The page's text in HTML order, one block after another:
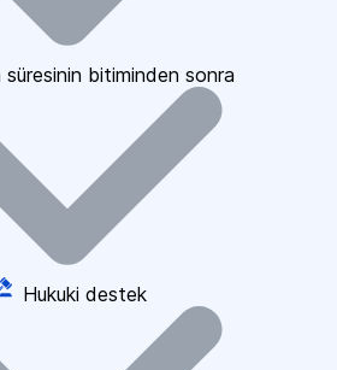
bitiminden sonra
Hukuki destek